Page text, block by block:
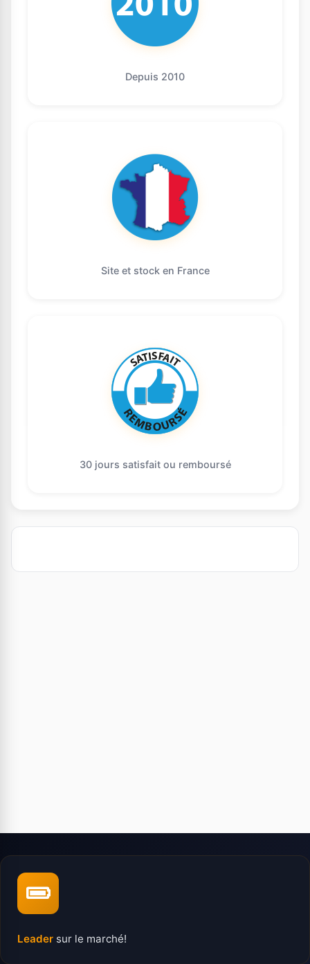
Depuis 2010
Site et stock en France
30 jours satisfait ou remboursé
Leader sur le marché!